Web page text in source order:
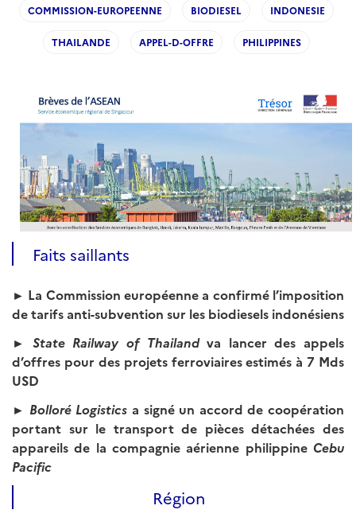
COMMISSION-EUROPEENNE BIODIESEL INDONESIE
THAILANDE APPEL-D-OFFRE PHILIPPINES
Faits saillants
► La Commission européenne a confirmé l’imposition
de tarifs anti-subvention sur les biodiesels indonésiens
► State Railway of Thailandva lancer des appels
d’offres pour des projets ferroviaires estimés à 7 Mds
USD
► Bolloré Logistics a signé un accord de coopération
portant sur le transport de pièces détachées des
appareils de la compagnie aérienne philippine Cebu
Pacific
Région